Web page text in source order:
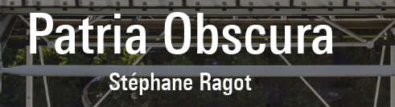
Patria Obscura
Stéphane Ragot